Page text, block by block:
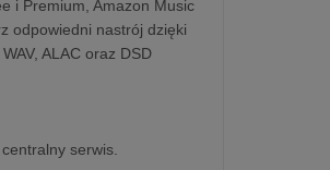
i Premium, Amazon Music
odpowiedni nastrój dzięki
ALAC oraz DSD
serwis.